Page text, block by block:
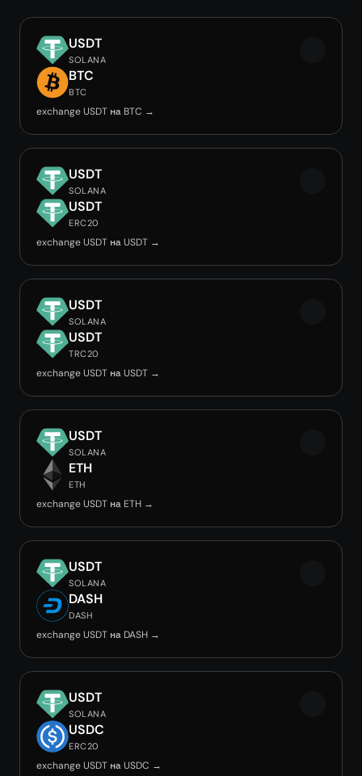
USDT
SOLANA
BTC
BTC
exchange USDT на BTC →
USDT
SOLANA
USDT
ERC20
exchange USDT на USDT →
USDT
SOLANA
USDT
TRC20
exchange USDT на USDT →
USDT
SOLANA
ETH
ETH
exchange USDT на ETH →
USDT
SOLANA
DASH
DASH
exchange USDT на DASH →
USDT
SOLANA
USDC
ERC20
exchange USDT на USDC →